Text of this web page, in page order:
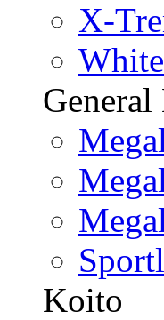
X-
Koito